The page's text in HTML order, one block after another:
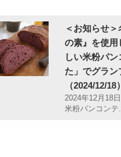
＜お知らせ
の素』を使用
しい米粉パ
た」でグラン
（2024/12/18）
2024年12月18
米粉パンコンテ...